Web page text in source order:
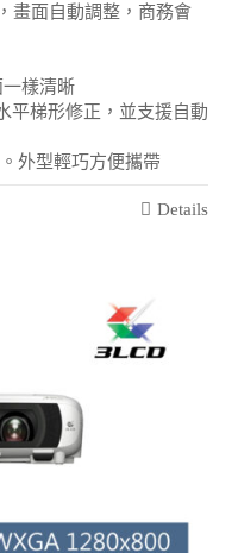
畫面自動調整，商務會
一樣清晰
平梯形修正，並支援自動
外型輕巧方便攜帶
Details